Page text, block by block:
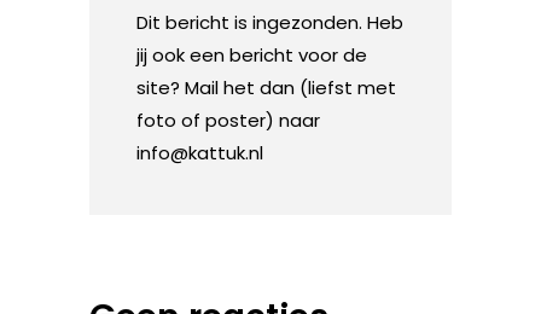
Dit bericht is ingezonden. Heb
jij ook een bericht voor de
site? Mail het dan (liefst met
foto of poster) naar
info@kattuk.nl